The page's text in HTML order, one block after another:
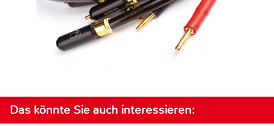
Das könnte Sie auch interessieren: